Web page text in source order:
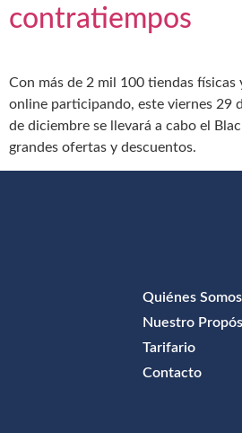
contratiempos
Con más de 2 mil 100 tiendas
online participando, este viernes 29
de diciembre se llevará a cabo el
grandes ofertas y descuentos.
Quiénes Somos
Nuestro
Tarifario
Contacto